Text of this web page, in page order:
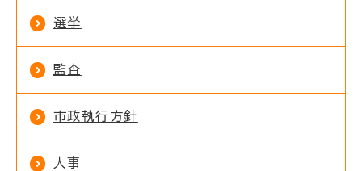
選挙
監査
市政執行方針
人事